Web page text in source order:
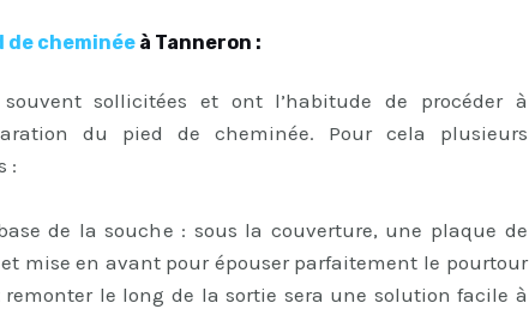
de cheminée à Tanneron :
sollicitées et ont l’habitude de procéder à
du pied de cheminée. Pour cela plusieurs
:
de la souche : sous la couverture, une plaque de
mise en avant pour épouser parfaitement le pourtour
le long de la sortie sera une solution facile à